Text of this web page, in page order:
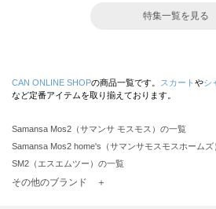
特集一覧を見る
CAN ONLINE SHOPの商品一覧です。 スカート やシ
など定番アイテムを取り揃えております。
Samansa Mos2（サマンサ モスモス）の一覧
Samansa Mos2 home's（サマンサモスモスホームズ
SM2（エスエムツー）の一覧
TSUHARU by Samansa Mos2（ツハルバイサマンサ
その他のブランド ＋